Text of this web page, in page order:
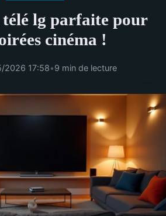
lg parfaite pour
cinéma !
2026 17:58•9 min de lecture